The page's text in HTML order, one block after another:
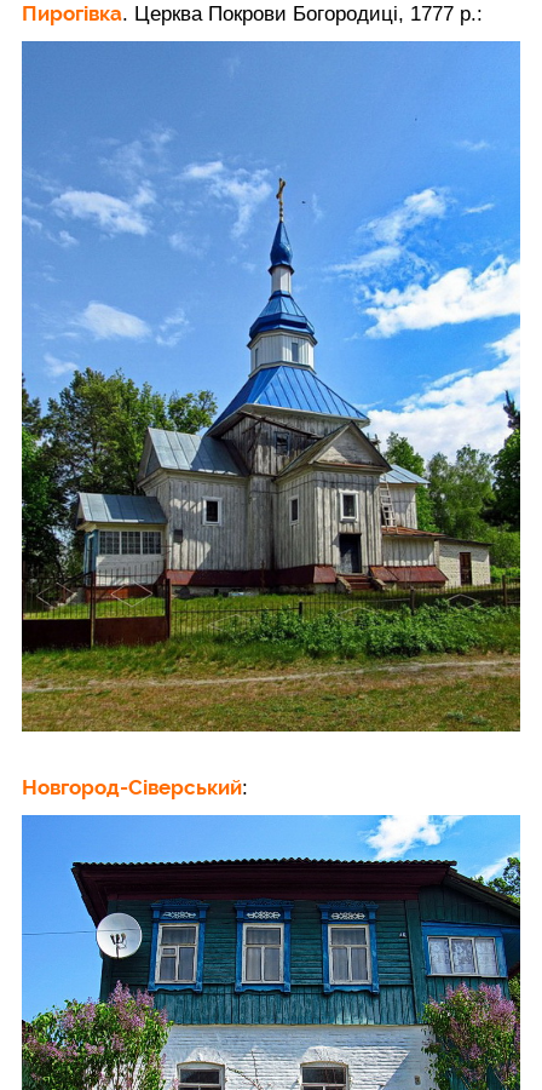
Пирогівка. Церква Покрови Богородиці, 1777 р.:
Новгород-Сіверський: